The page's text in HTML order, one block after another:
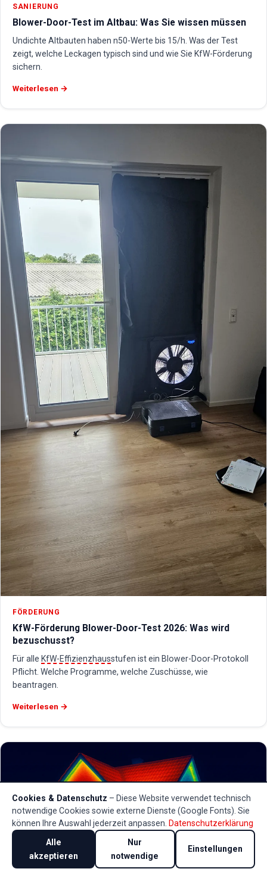
SANIERUNG
Blower-Door-Test im Altbau: Was Sie wissen müssen
Undichte Altbauten haben n50-Werte bis 15/h. Was der Test
zeigt, welche Leckagen typisch sind und wie Sie KfW-Förderung
sichern.
Weiterlesen →
FÖRDERUNG
KfW-Förderung Blower-Door-Test 2026: Was wird
bezuschusst?
Für alle KfW-Effizienzhausstufen ist ein Blower-Door-Protokoll
Pflicht. Welche Programme, welche Zuschüsse, wie
beantragen.
Weiterlesen →
Cookies & Datenschutz – Diese Website verwendet technisch
notwendige Cookies sowie externe Dienste (Google Fonts). Sie
können Ihre Auswahl jederzeit anpassen. Datenschutzerklärung
Alle
akzeptieren
Nur
notwendige
Einstellungen